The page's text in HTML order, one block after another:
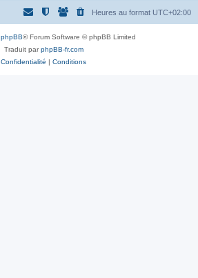
Heures au format UTC+02:00
phpBB® Forum Software © phpBB Limited
Traduit parphpBB-fr.com
Confidentialité | Conditions